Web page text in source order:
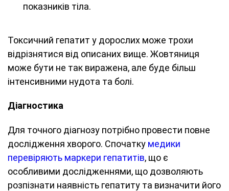
показників тіла.
Токсичний гепатит у дорослих може трохи
відрізнятися від описаних вище. Жовтяниця
може бути не так виражена, але буде більш
інтенсивними нудота та болі.
Діагностика
Для точного діагнозу потрібно провести повне
дослідження хворого. Спочатку медики
перевіряють маркери гепатитів, що є
особливими дослідженнями, що дозволяють
розпізнати наявність гепатиту та визначити його